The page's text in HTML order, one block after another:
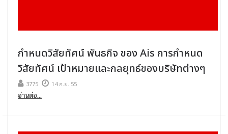
กำหนดวิสัยทัศน์ พันธกิจ ของ Ais การกำหนด
วิสัยทัศน์ เป้าหมายและกลยุทธ์ของบริษัทต่างๆ
3775 14 ก.ย. 55
อ่านต่อ...